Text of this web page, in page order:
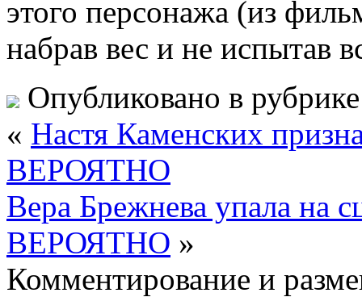
этого персонажа (из
набрав вес и не испытав
Опубликовано в
« Настя Каменских
ВЕРОЯТНО
Вера Брежнева упала на
ВЕРОЯТНО »
Комментирование и